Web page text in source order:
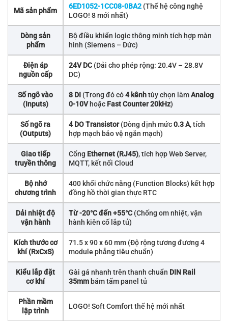
Mã sản phẩm
6ED1052-1CC08-0BA2 (Thế hệ công nghệ
LOGO! 8 mới nhất)
Dòng sản
phẩm
Bộ điều khiển logic thông minh tích hợp màn
hình (Siemens – Đức)
Điện áp
nguồn cấp
24V DC (Dải cho phép rộng: 20.4V – 28.8V
DC)
Số ngõ vào
(Inputs)
8 DI (Trong đó có4 kênhtùy chọn làmAnalog
0-10Vhoặc Fast Counter 20kHz)
Số ngõ ra
(Outputs)
4 DO Transistor(Dòng định mức0.3 A, tích
hợp mạch bảo vệ ngắn mạch)
Giao tiếp
truyền thông
Cổng Ethernet (RJ45), tích hợp Web Server,
MQTT, kết nối Cloud
Bộ nhớ
chương trình
400 khối chức năng (Function Blocks) kết hợp
đồng hồ thời gian thực RTC
Dải nhiệt độ
vận hành
Từ -20°C đến +55°C (Chống om nhiệt, vận
hành kiên cố lắp tủ)
Kích thước cơ
khí (RxCxS)
71.5 x 90 x 60 mm (Độ rộng tương đương 4
module phẳng tiêu chuẩn)
Kiểu lắp đặt
cơ khí
Gài gá nhanh trên thanh chuẩn DIN Rail
35mm bám tấm panel tủ
Phần mềm
lập trình
LOGO! Soft Comfort thế hệ mới nhất